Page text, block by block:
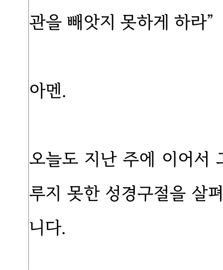
관을 빼앗지 못하게 하라”
아멘.
오늘도 지난 주에 이어서
루지 못한 성경구절을 살
니다.